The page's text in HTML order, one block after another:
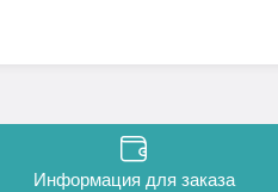
Информация для заказа